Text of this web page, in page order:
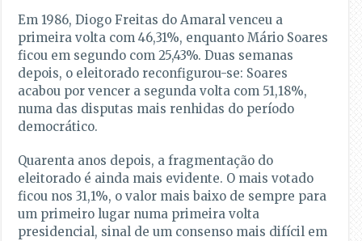
Em 1986, Diogo Freitas do Amaral venceu a
primeira volta com 46,31%, enquanto Mário Soares
ficou em segundo com 25,43%. Duas semanas
depois, o eleitorado reconfigurou-se: Soares
acabou por vencer a segunda volta com 51,18%,
numa das disputas mais renhidas do período
democrático.
Quarenta anos depois, a fragmentação do
eleitorado é ainda mais evidente. O mais votado
ficou nos 31,1%, o valor mais baixo de sempre para
um primeiro lugar numa primeira volta
presidencial, sinal de um consenso mais difícil em